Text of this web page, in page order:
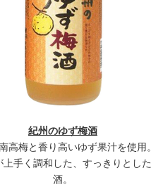
紀州のゆず梅酒
高梅と香り高いゆず果汁を使用。
上手く調和した、すっきりとし
酒。